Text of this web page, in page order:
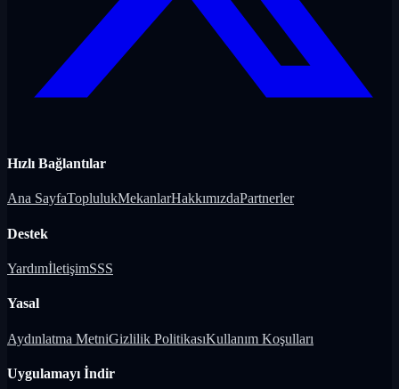
Hızlı Bağlantılar
Ana SayfaToplulukMekanlarHakkımızdaPartnerler
Destek
YardımİletişimSSS
Yasal
Aydınlatma MetniGizlilik PolitikasıKullanım Koşulları
Uygulamayı İndir